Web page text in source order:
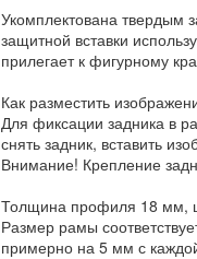
Укомплектована твердым
защитной вставки
прилегает к фигурному
Как разместить
Для фиксации задника в
снять задник, вставить
Внимание! Крепление
Толщина профиля 18 мм,
Размер рамы
примерно на 5 мм с